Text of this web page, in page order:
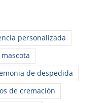
personalizada
de despedida
de cremación